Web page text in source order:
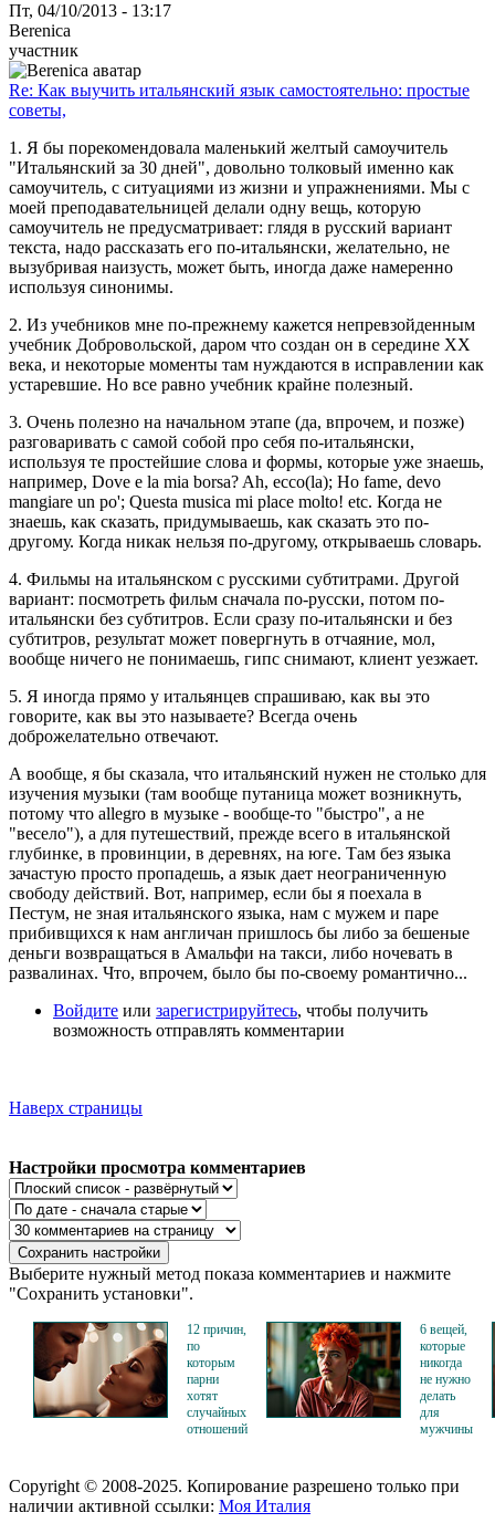
Пт, 04/10/2013 - 13:17
Berenica
участник
Re: Как выучить итальянский язык самостоятельно: простые
советы,
1. Я бы порекомендовала маленький желтый самоучитель
"Итальянский за 30 дней", довольно толковый именно как
самоучитель, с ситуациями из жизни и упражнениями. Мы с
моей преподавательницей делали одну вещь, которую
самоучитель не предусматривает: глядя в русский вариант
текста, надо рассказать его по-итальянски, желательно, не
вызубривая наизусть, может быть, иногда даже намеренно
используя синонимы.
2. Из учебников мне по-прежнему кажется непревзойденным
учебник Добровольской, даром что создан он в середине ХХ
века, и некоторые моменты там нуждаются в исправлении как
устаревшие. Но все равно учебник крайне полезный.
3. Очень полезно на начальном этапе (да, впрочем, и позже)
разговаривать с самой собой про себя по-итальянски,
используя те простейшие слова и формы, которые уже знаешь,
например, Dove e la mia borsa? Ah, ecco(la); Ho fame, devo
mangiare un po'; Questa musica mi place molto! etc. Когда не
знаешь, как сказать, придумываешь, как сказать это по-
другому. Когда никак нельзя по-другому, открываешь словарь.
4. Фильмы на итальянском с русскими субтитрами. Другой
вариант: посмотреть фильм сначала по-русски, потом по-
итальянски без субтитров. Если сразу по-итальянски и без
субтитров, результат может повергнуть в отчаяние, мол,
вообще ничего не понимаешь, гипс снимают, клиент уезжает.
5. Я иногда прямо у итальянцев спрашиваю, как вы это
говорите, как вы это называете? Всегда очень
доброжелательно отвечают.
А вообще, я бы сказала, что итальянский нужен не столько для
изучения музыки (там вообще путаница может возникнуть,
потому что allegro в музыке - вообще-то "быстро", а не
"весело"), а для путешествий, прежде всего в итальянской
глубинке, в провинции, в деревнях, на юге. Там без языка
зачастую просто пропадешь, а язык дает неограниченную
свободу действий. Вот, например, если бы я поехала в
Пестум, не зная итальянского языка, нам с мужем и паре
прибивщихся к нам англичан пришлось бы либо за бешеные
деньги возвращаться в Амальфи на такси, либо ночевать в
развалинах. Что, впрочем, было бы по-своему романтично...
Войдите или зарегистрируйтесь, чтобы получить
возможность отправлять комментарии
Наверх страницы
Настройки просмотра комментариев
Выберите нужный метод показа комментариев и нажмите
"Сохранить установки".
12 причин,
по
которым
парни
хотят
случайных
отношений
6 вещей,
которые
никогда
не нужно
делать
для
мужчины
Copyright © 2008-2025. Копирование разрешено только при
наличии активной ссылки: Моя Италия